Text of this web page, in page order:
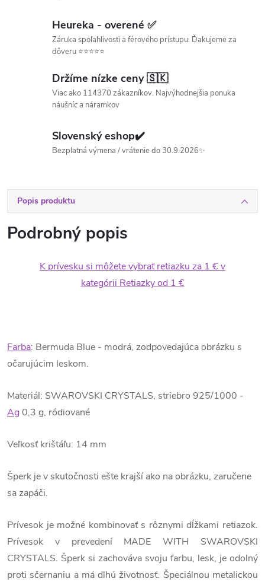
Heureka - overené ✅
Záruka spoľahlivosti a férového prístupu. Ďakujeme za
dôveru ⭐⭐⭐⭐⭐
Držíme nízke ceny 🇸🇰
Viac ako 114370 zákazníkov. Najvýhodnejšia ponuka
náušníc a náramkov
Slovenský eshop✔️
Bezplatná výmena / vrátenie do 30.9.2026✨
Popis produktu
Podrobný popis
K prívesku si môžete vybrať retiazku za 1 € v
kategórii Retiazky od 1 €
Farba: Bermuda Blue - modrá, zodpovedajúca obrázku s
očarujúcim leskom.
Materiál: SWAROVSKI CRYSTALS, striebro 925/1000 -
Ag 0,3 g, ródiované
Veľkosť krištáľu: 14 mm
Šperk je v skutočnosti ešte krajší ako na obrázku, zaručene
sa zapáči.
Prívesok je možné kombinovať s rôznymi dĺžkami retiazok.
Prívesok v prevedení MADE WITH SWAROVSKI
CRYSTALS. Šperk si zachováva svoju farbu, lesk, je odolný
proti sčernaniu a má dlhú životnosť. Špeciálnou metalickou